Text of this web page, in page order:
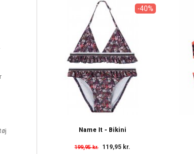
-40%
Name It - Bikini
199,95 kr. 119,95 kr.